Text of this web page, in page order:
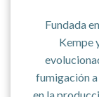
Fundada
Kempe
fumigación